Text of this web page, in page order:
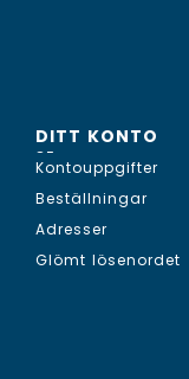
DITT KONTO
SE...
Kontouppgifter
Beställningar
Adresser
Glömt lösenordet